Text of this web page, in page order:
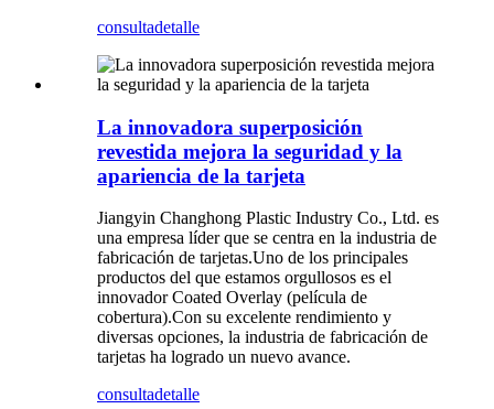
consultadetalle
La innovadora superposición
revestida mejora la seguridad y la
apariencia de la tarjeta
Jiangyin Changhong Plastic Industry Co., Ltd. es
una empresa líder que se centra en la industria de
fabricación de tarjetas.Uno de los principales
productos del que estamos orgullosos es el
innovador Coated Overlay (película de
cobertura).Con su excelente rendimiento y
diversas opciones, la industria de fabricación de
tarjetas ha logrado un nuevo avance.
consultadetalle